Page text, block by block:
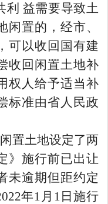
利 益需要导致土
置的，经市、
可以收回国有建
收回闲置土地补
权人给予适当补
标准由省人民政
置土地设定了两
》施行前已出让
未逾期但距约定
年1月1日施行